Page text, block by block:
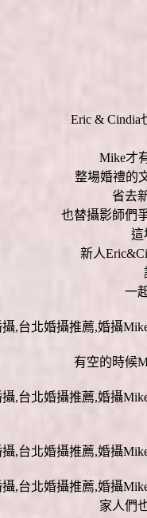
Eric & Cindia
Mike才
整場婚禮的
省去
也替攝影師們
這
新人
一
有空的時候
家人們